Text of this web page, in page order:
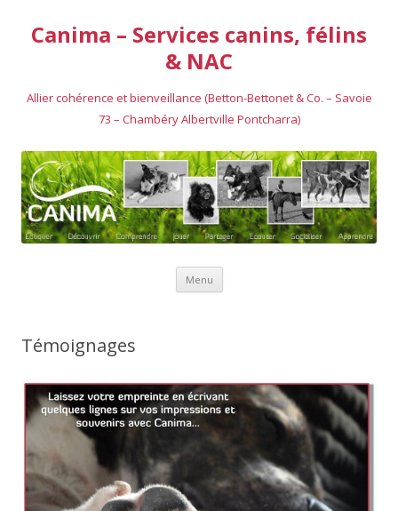
Canima – Services canins, félins
& NAC
Allier cohérence et bienveillance (Betton-Bettonet & Co. – Savoie
73 – Chambéry Albertville Pontcharra)
Menu Aller au contenu
Témoignages